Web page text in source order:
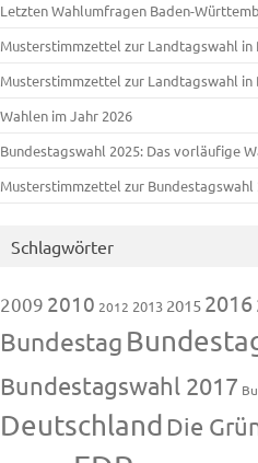
Letzten Wahlumfragen Baden-
Musterstimmzettel zur Landtagswahl in
Musterstimmzettel zur Landtagswahl
Wahlen im Jahr 2026
Bundestagswahl 2025: Das vorläufige
Musterstimmzettel zur Bundestagswahl
Schlagwörter
2009 2010 2012 2013 2015 2016
Bundestag
Bundestagswahl 2017
Deutschland Die